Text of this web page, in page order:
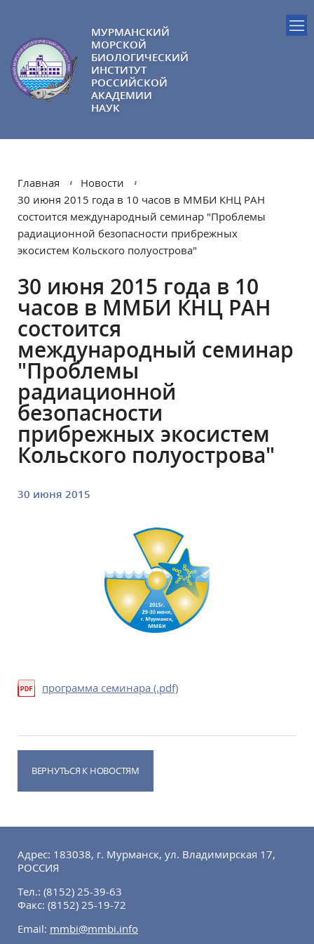
МУРМАНСКИЙ
МОРСКОЙ
БИОЛОГИЧЕСКИЙ
ИНСТИТУТ
РОССИЙСКОЙ
АКАДЕМИИ
НАУК
Главная
Новости
30 июня 2015 года в 10 часов в ММБИ КНЦ РАН
состоится международный семинар "Проблемы
радиационной безопасности прибрежных
экосистем Кольского полуострова"
30 июня 2015 года в 10
часов в ММБИ КНЦ РАН
состоится
международный семинар
"Проблемы
радиационной
безопасности
прибрежных экосистем
Кольского полуострова"
30 июня 2015
программа семинара (.pdf)
ВЕРНУТЬСЯ К НОВОСТЯМ
Адрес: 183038, г. Мурманск, ул. Владимирская 17,
РОССИЯ
Тел.: (8152) 25-39-63
Факс: (8152) 25-19-72
Email: mmbi@mmbi.info